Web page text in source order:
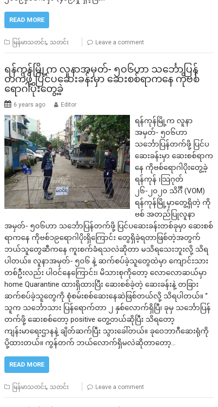
READ MORE
မြန်မာသတင်း, သတင်း Leave a comment
ရန်ကုန်မြို့က လူနာအမှတ်- ၅၀၆ဟာ သင်္ဘောပြန်
တက်ဖို့ ပြင်ပဆေးခန်းမှာ ဆေးစစ်ရာကနေ ကိုဗစ်
ရောဂါပိုးတွေ့ခဲ့
6 years ago Editor
ရန်ကုန်မြို့က လူနာ
အမှတ်- ၅၀၆ဟာ
သင်္ဘောပြန်တက်ဖို့ ပြင်ပ
ဆေးခန်းမှာ ဆေးစစ်ရာက
နေ ကိုဗစ်ရောဂါပိုးတွေ့ခဲ့
ရန်ကုန် ၊သြဂုတ်
၂၆-၂၀၂၀ သိင်္ဂီ (VOM)
ရန်ကုန်မြို့မှာတွေ့ရှိတဲ့ ကို
ဗစ် အတည်ပြုလူနာ
အမှတ်- ၅၀၆ဟာ သင်္ဘောပြန်တက်ဖို့ ပြင်ပဆေးခန်းတစ်ခုမှာ ဆေးစစ်
ရာကနေ ကိုဗစ်၁၉ရောဂါပိုးရှိကြောင်း တွေရှိခဲ့ရတာဖြစ်တဲ့အတွက်
ဘယ်သူတွေဆီကနေ ကူးစက်ခံရသလဲဆိုတာ မသိရသေးဘူးလို့ သိရ
ပါတယ်။ လူနာအမှတ်- ၅၀၆ နဲ့ ဆက်စပ်ခဲ့သူတွေထဲမှာ ကျောင်းသား
တစ်ဦးလည်း ပါဝင်နေကြောင်း၊ မိသားစုကိုတော့ လောလောဆယ်မှာ
home Quarantine ထားရှိထားပြီး ဆေးစစ်ခဲ့တဲ့ ဆေးခန်းနဲ့ တခြား
ဆက်စပ်ခဲ့သူတွေကို စုံစမ်းစစ်ဆေးနေဆဲဖြစ်တယ်လို့ သိရပါတယ်။ ”
သူက သင်္ဘောသား ပြန်ရောက်တာ ၂ နှစ်လောက်ရှိပြီ၊ ခုမှ သင်္ဘောပြန်
တက်ဖို့ ဆေးစစ်တော့ positive တွေ့တယ်ဆိုပြီး သိရတော့
ကျန်းမာရေးဌာနနဲ့ ချိတ်ဆက်ပြီး သွားခေါ်တယ်။ ခုဝေဘာဂီဆေးရုံကို
ပို့ထားတယ်။ ကွန်တက် ဘယ်လောက်ရှိမလဲဆိုတာတော့…
READ MORE
မြန်မာသတင်း, သတင်း Leave a comment